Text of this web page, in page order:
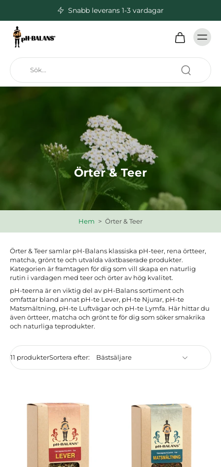
Snabb leverans 1-3 vardagar
Örter & Teer
Hem > Örter & Teer
Örter & Teer samlar pH-Balans klassiska pH-teer, rena örtteer,
matcha, grönt te och utvalda växtbaserade produkter.
Kategorien är framtagen för dig som vill skapa en naturlig
rutin i vardagen med teer och örter av hög kvalitet.
pH-teerna är en viktig del av pH-Balans sortiment och
omfattar bland annat pH-te Lever, pH-te Njurar, pH-te
Matsmältning, pH-te Luftvägar och pH-te Lymfa. Här hittar du
även örtteer, matcha och grönt te för dig som söker smakrika
och naturliga teprodukter.
11 produkterSortera efter: